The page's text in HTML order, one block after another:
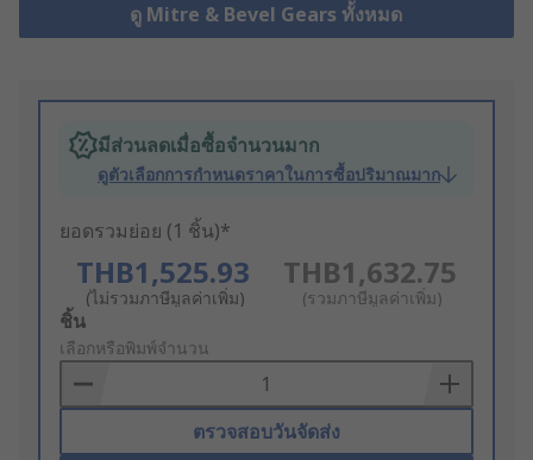
ดู Mitre & Bevel Gears ทั้งหมด
มีส่วนลดเมื่อซื้อจำนวนมาก
ดูตัวเลือกการกำหนดราคาในการซื้อปริมาณมาก
ยอดรวมย่อย (1 ชิ้น)*
THB1,525.93
(ไม่รวมภาษีมูลค่าเพิ่ม)
THB1,632.75
(รวมภาษีมูลค่าเพิ่ม)
Add
to
Basket
ชิ้น
เลือกหรือพิมพ์จำนวน
ตรวจสอบวันจัดส่ง